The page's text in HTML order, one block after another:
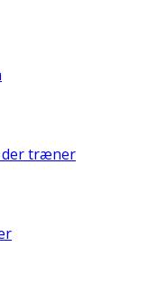
der træner